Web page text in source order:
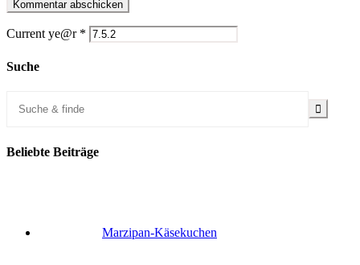
Current ye@r *
Suche
Beliebte Beiträge
Marzipan-Käsekuchen